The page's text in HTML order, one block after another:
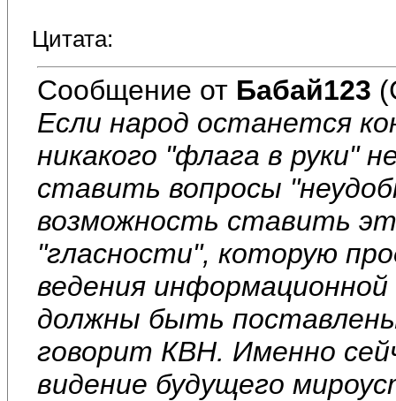
Цитата:
Сообщение от Бабай123
Если народ останется
никакого "флага в руки"
ставить вопросы
возможность ставить
"гласности", которую
ведения
должны быть
говорит КВН. Именно
видение будущего